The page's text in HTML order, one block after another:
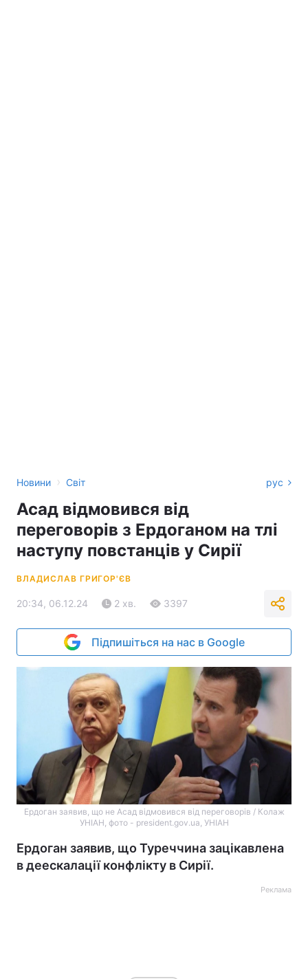
Новини › Світ рус
Асад відмовився від
переговорів з Ердоганом на тлі
наступу повстанців у Сирії
ВЛАДИСЛАВ ГРИГОР'ЄВ
20:34, 06.12.24 2 хв. 3397
Підпишіться на нас в Google
Ердоган заявив, що не Асад відмовився від переговорів / Колаж
УНІАН, фото - president.gov.ua, УНІАН
Ердоган заявив, що Туреччина зацікавлена
в деескалації конфлікту в Сирії.
Реклама